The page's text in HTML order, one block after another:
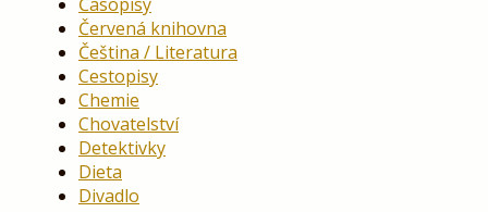
Červená knihovna
Čeština / Literatura
Cestopisy
Chemie
Chovatelství
Detektivky
Dieta
Divadlo